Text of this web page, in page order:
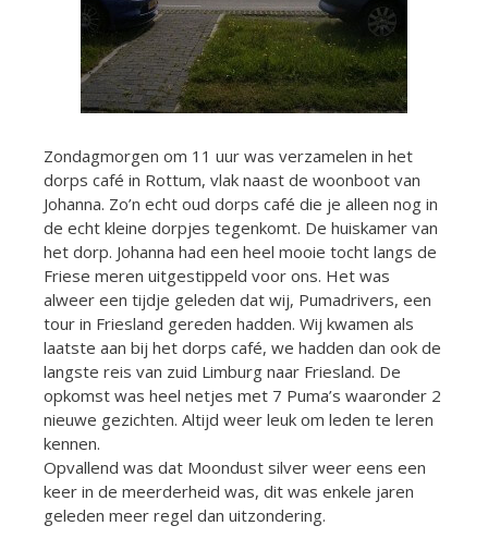
Zondagmorgen om 11 uur was verzamelen in het
dorps café in Rottum, vlak naast de woonboot van
Johanna. Zo’n echt oud dorps café die je alleen nog in
de echt kleine dorpjes tegenkomt. De huiskamer van
het dorp. Johanna had een heel mooie tocht langs de
Friese meren uitgestippeld voor ons. Het was
alweer een tijdje geleden dat wij, Pumadrivers, een
tour in Friesland gereden hadden. Wij kwamen als
laatste aan bij het dorps café, we hadden dan ook de
langste reis van zuid Limburg naar Friesland. De
opkomst was heel netjes met 7 Puma’s waaronder 2
nieuwe gezichten. Altijd weer leuk om leden te leren
kennen.
Opvallend was dat Moondust silver weer eens een
keer in de meerderheid was, dit was enkele jaren
geleden meer regel dan uitzondering.